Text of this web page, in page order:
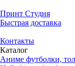
Принт Студия
Быстрая доставка
Контакты
Каталог
Аниме футболки,